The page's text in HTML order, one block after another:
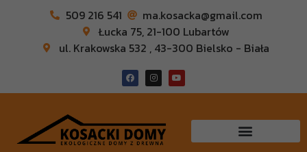
509 216 541
ma.kosacka@gmail.com
Łucka 75, 21-100 Lubartów
ul. Krakowska 532 , 43-300 Bielsko - Biała